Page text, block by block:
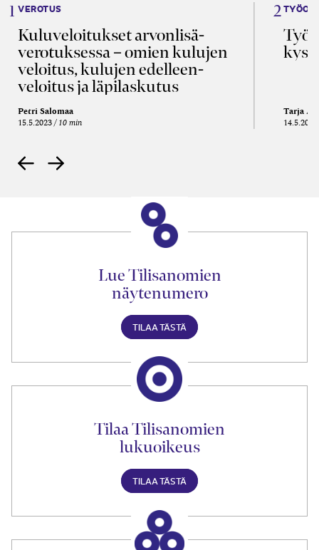
VEROTUS
Kulu­veloitukset arvon­lisä­
verotuksessa – omien kulujen
veloitus, kulujen edelleen­
veloitus ja läpi­laskutus
Petri Salomaa
15.5.2023 10 min
Tarja
14.5.2021
Lue Tilisanomien
näytenumero
TILAA TÄSTÄ
Tilaa Tilisanomien
lukuoikeus
TILAA TÄSTÄ